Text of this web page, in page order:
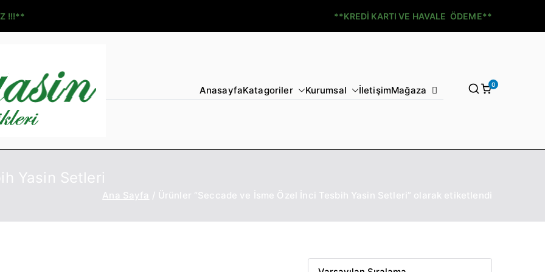
!!!** **KREDİ KARTI VE HAVALE ÖDEME**
AnasayfaKatagoriler Kurumsal İletişimMağaza
0
Yasin Setleri
Ana Sayfa Ürünler “Seccade ve İsme Özel İnci Tesbih Yasin Setleri” olarak etiketlendi